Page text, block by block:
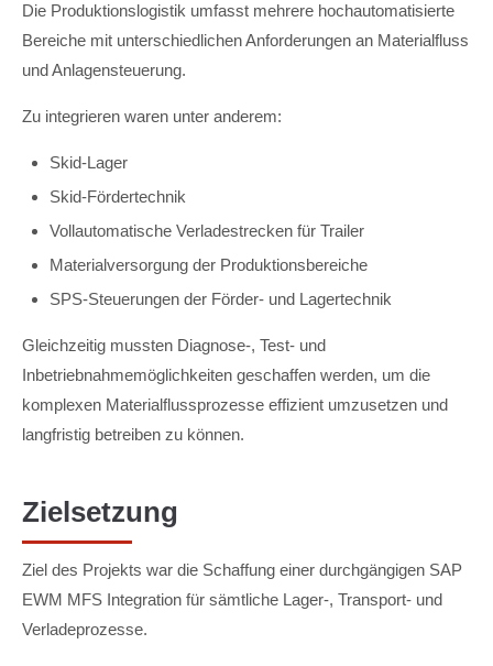
Die Produktionslogistik umfasst mehrere hochautomatisierte
Bereiche mit unterschiedlichen Anforderungen an Materialfluss
und Anlagensteuerung.
Zu integrieren waren unter anderem:
Skid-Lager
Skid-Fördertechnik
Vollautomatische Verladestrecken für Trailer
Materialversorgung der Produktionsbereiche
SPS-Steuerungen der Förder- und Lagertechnik
Gleichzeitig mussten Diagnose-, Test- und
Inbetriebnahmemöglichkeiten geschaffen werden, um die
komplexen Materialflussprozesse effizient umzusetzen und
langfristig betreiben zu können.
Zielsetzung
Ziel des Projekts war die Schaffung einer durchgängigen SAP
EWM MFS Integration für sämtliche Lager-, Transport- und
Verladeprozesse.